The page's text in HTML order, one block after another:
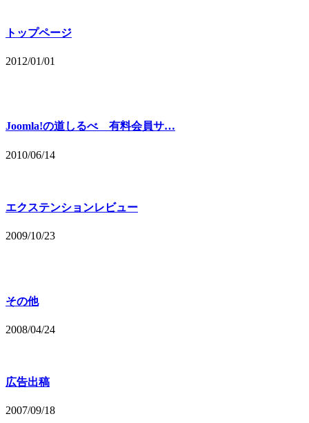
トップページ
2012/01/01
Joomla!の道しるべ 有料会員サ…
2010/06/14
エクステンションレビュー
2009/10/23
その他
2008/04/24
広告出稿
2007/09/18